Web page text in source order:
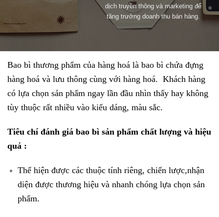
dịch truyền thông và marketing để
tăng trưởng doanh thu bán hàng.
Bao bì thương phẩm của hàng hoá là bao bì chứa đựng
hàng hoá và lưu thông cùng với hàng hoá. Khách hàng
có lựa chọn sản phẩm ngay lần đầu nhìn thấy hay không
tùy thuộc rất nhiều vào kiểu dáng, màu sắc.
Tiêu chí đánh giá bao bì sản phẩm chất lượng và hiệu
quả :
Thể hiện được các thuộc tính riêng, chiến lược,nhận
diện được thương hiệu và nhanh chóng lựa chọn sản
phẩm.